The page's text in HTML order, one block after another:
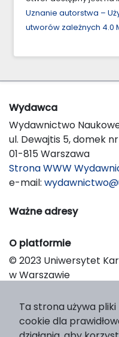
Uznanie autorstwa –
utworów zależnych 4.0
Wydawca
Wydawnictwo
ul. Dewajtis 5, domek
01-815 Warszawa
Strona WWW
e-mail:
Ważne adresy
O platformie
© 2023 Uniwersytet
w Warszawie
Platform & Workflow
Ta strona używa pliki
cookie dla